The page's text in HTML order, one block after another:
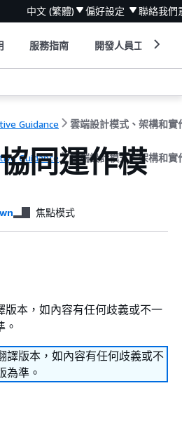
中文 (繁體) 偏好設定 聯絡我們
服務指南 開發人員工具
Guidance 雲端設計模式、架構和實
Guidance 雲端設計模式、架構和實
同運作模
焦點模式
版本，如內容有任何歧義或不一
。
譯版本，如內容有任何歧義或不
為準。